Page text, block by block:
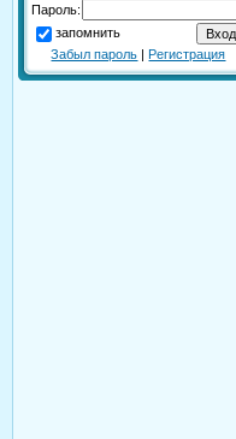
Пароль:
запомнить
Забыл пароль |Регистрация